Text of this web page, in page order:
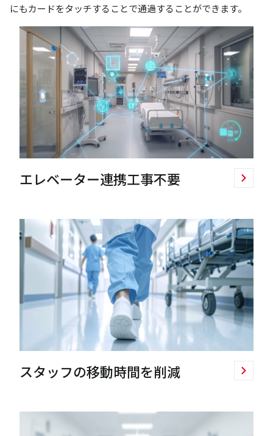
にもカードをタッチすることで通過することができます。
エレベーター連携工事不要
スタッフの移動時間を削減